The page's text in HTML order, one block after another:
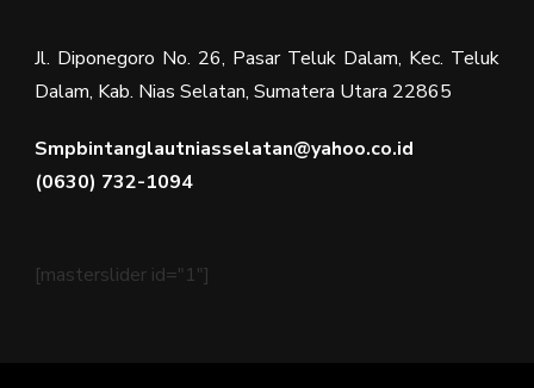
Jl. Diponegoro No. 26, Pasar Teluk Dalam, Kec. Teluk
Dalam, Kab. Nias Selatan, Sumatera Utara 22865
Smpbintanglautniasselatan@yahoo.co.id
(0630) 732-1094
[masterslider id="1"]